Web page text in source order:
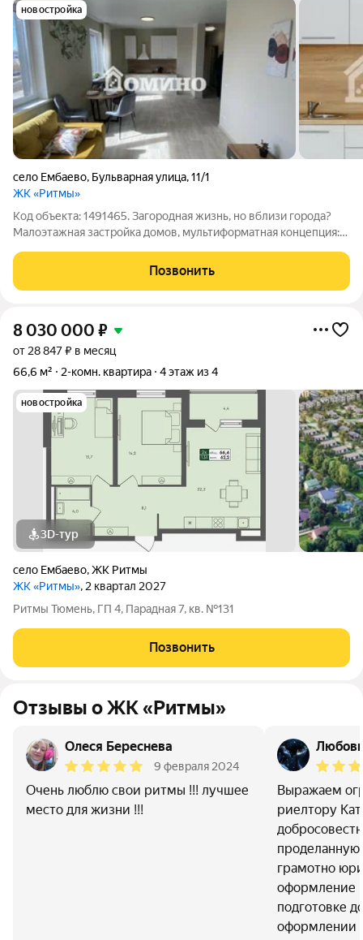
новостройка
село Ембаево, Бульварная улица,11/1
ЖК «Ритмы»
Код объекта: 1491465. Загородная жизнь, но вблизи города?
Малоэтажная застройка домов, мультиформатная концепция:
Квартира формата студия с ремонтом, мебелью и бытовой
техникой! Все остается
Позвонить
8 030 000 ₽
от 28 847 ₽ в месяц
66,6 м²
2-комн. квартира 4 этаж из 4
новостройка
3D-тур
село Ембаево,ЖК Ритмы
ЖК «Ритмы», 2 квартал 2027
Ритмы Тюмень, ГП 4, Парадная 7, кв. №131
Позвонить
Отзывы о ЖК «Ритмы»
Олеся Береснева
9 февраля 2024
Очень люблю свои ритмы !!! лучшее
место для жизни !!!
Любовь
Выражаем
риелтору
проделанную
грамотно
оформление
подготовке
оформлении